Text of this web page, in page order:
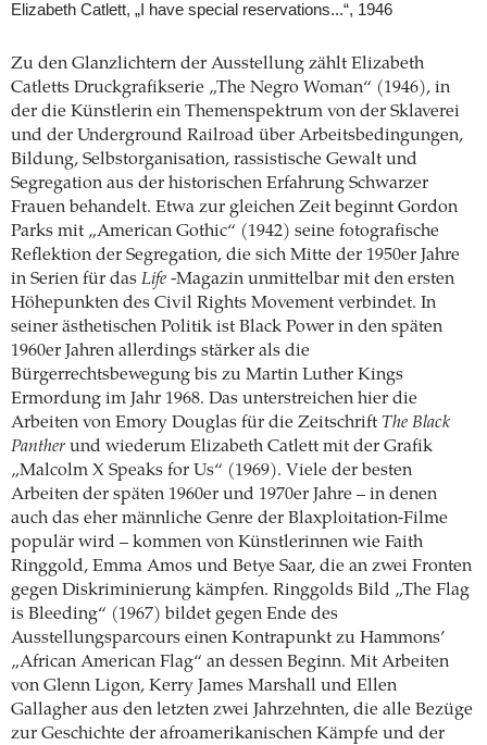
Elizabeth Catlett, „I have special reservations...“, 1946
Zu den Glanzlichtern der Ausstellung zählt Elizabeth
Catletts Druckgrafikserie „The Negro Woman“ (1946), in
der die Künstlerin ein Themenspektrum von der Sklaverei
und der Underground Railroad über Arbeitsbedingungen,
Bildung, Selbstorganisation, rassistische Gewalt und
Segregation aus der historischen Erfahrung Schwarzer
Frauen behandelt. Etwa zur gleichen Zeit beginnt Gordon
Parks mit „American Gothic“ (1942) seine fotografische
Reflektion der Segregation, die sich Mitte der 1950er Jahre
in Serien für das Life -Magazin unmittelbar mit den ersten
Höhepunkten des Civil Rights Movement verbindet. In
seiner ästhetischen Politik ist Black Power in den späten
1960er Jahren allerdings stärker als die
Bürgerrechtsbewegung bis zu Martin Luther Kings
Ermordung im Jahr 1968. Das unterstreichen hier die
Arbeiten von Emory Douglas für die Zeitschrift The Black
Panther und wiederum Elizabeth Catlett mit der Grafik
„Malcolm X Speaks for Us“ (1969). Viele der besten
Arbeiten der späten 1960er und 1970er Jahre – in denen
auch das eher männliche Genre der Blaxploitation-Filme
populär wird – kommen von Künstlerinnen wie Faith
Ringgold, Emma Amos und Betye Saar, die an zwei Fronten
gegen Diskriminierung kämpfen. Ringgolds Bild „The Flag
is Bleeding“ (1967) bildet gegen Ende des
Ausstellungsparcours einen Kontrapunkt zu Hammons’
„African American Flag“ an dessen Beginn. Mit Arbeiten
von Glenn Ligon, Kerry James Marshall und Ellen
Gallagher aus den letzten zwei Jahrzehnten, die alle Bezüge
zur Geschichte der afroamerikanischen Kämpfe und der